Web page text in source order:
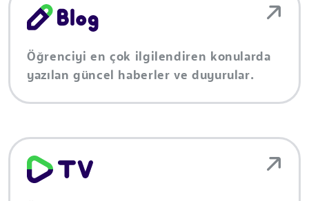
Öğrenciyi en çok ilgilendiren konularda
yazılan güncel haberler ve duyurular.